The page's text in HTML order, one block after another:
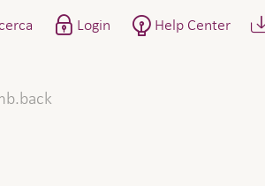
Login Help Center